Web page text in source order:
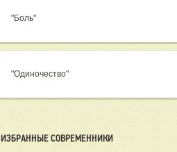
"Боль"
"Одиночество"
ИЗБРАННЫЕ СОВРЕМЕННИКИ